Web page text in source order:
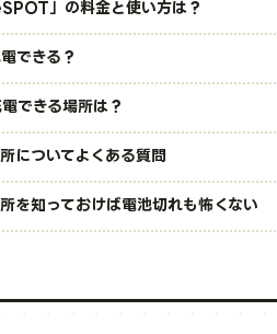
」の料金と使い方は？
できる？
できる場所は？
についてよくある質問
を知っておけば電池切れも怖くない